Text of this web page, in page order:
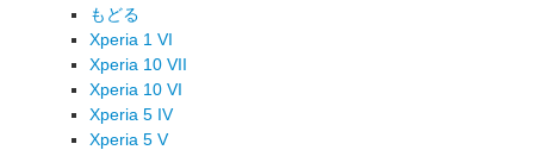
もどる
Xperia 1 VI
Xperia 10 VII
Xperia 10 VI
Xperia 5 IV
Xperia 5 V